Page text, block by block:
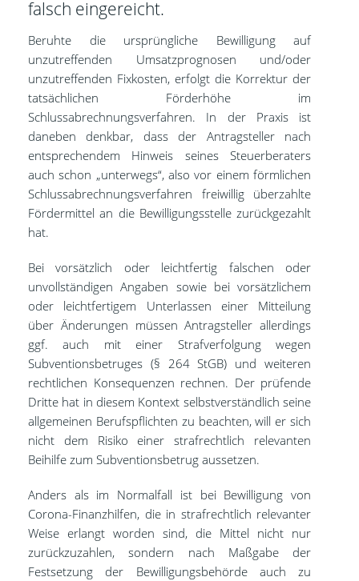
falsch eingereicht.
Beruhte die ursprüngliche Bewilligung auf
unzutreffenden Umsatzprognosen und/oder
unzutreffenden Fixkosten, erfolgt die Korrektur der
tatsächlichen Förderhöhe im
Schlussabrechnungsverfahren. In der Praxis ist
daneben denkbar, dass der Antragsteller nach
entsprechendem Hinweis seines Steuerberaters
auch schon „unterwegs“, also vor einem förmlichen
Schlussabrechnungsverfahren freiwillig überzahlte
Fördermittel an die Bewilligungsstelle zurückgezahlt
hat.
Bei vorsätzlich oder leichtfertig falschen oder
unvollständigen Angaben sowie bei vorsätzlichem
oder leichtfertigem Unterlassen einer Mitteilung
über Änderungen müssen Antragsteller allerdings
ggf. auch mit einer Strafverfolgung wegen
Subventionsbetruges (§ 264 StGB) und weiteren
rechtlichen Konsequenzen rechnen. Der prüfende
Dritte hat in diesem Kontext selbstverständlich seine
allgemeinen Berufspflichten zu beachten, will er sich
nicht dem Risiko einer strafrechtlich relevanten
Beihilfe zum Subventionsbetrug aussetzen.
Anders als im Normalfall ist bei Bewilligung von
Corona-Finanzhilfen, die in strafrechtlich relevanter
Weise erlangt worden sind, die Mittel nicht nur
zurückzuzahlen, sondern nach Maßgabe der
Festsetzung der Bewilligungsbehörde auch zu